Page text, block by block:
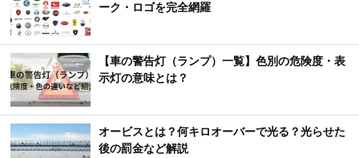
ーク・ロゴを完全網羅
【車の警告灯（ランプ）一覧】色別の危険度・表
示灯の意味とは？
オービスとは？何キロオーバーで光る？光らせた
後の罰金など解説